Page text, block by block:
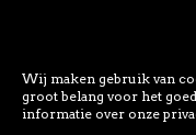
Wij maken gebruik van
groot belang voor het
informatie over onze